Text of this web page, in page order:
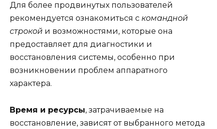
Для более продвинутых пользователей
рекомендуется ознакомиться с командной
строкой и возможностями, которые она
предоставляет для диагностики и
восстановления системы, особенно при
возникновении проблем аппаратного
характера.
Время и ресурсы, затрачиваемые на
восстановление, зависят от выбранного метода